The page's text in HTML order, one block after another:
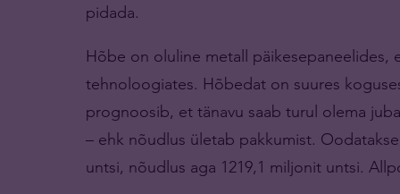
pidada.
Hõbe on oluline metall
tehnoloogiates. Hõbedat on suures
prognoosib, et tänavu saab turul olema
– ehk nõudlus ületab pakkumist.
untsi, nõudlus aga 1219,1 miljonit untsi.